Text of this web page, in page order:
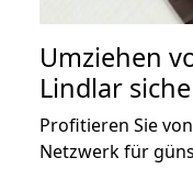
Umziehen
Lindlar
Profitieren Sie
Netzwerk für